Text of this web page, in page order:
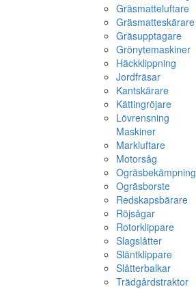
Gräsmatteluftare
Gräsmatteskärare
Gräsupptagare
Grönytemaskiner
Häckklippning
Jordfräsar
Kantskärare
Kättingröjare
Lövrensning
Maskiner
Markluftare
Motorsåg
Ogräsbekämpning
Ogräsborste
Redskapsbärare
Röjsågar
Rotorklippare
Slagslåtter
Släntklippare
Slåtterbalkar
Trädgårdstraktor